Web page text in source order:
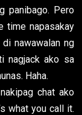
panibago. Pero
time napasakay
nawawalan ng
nagjack ako sa
Haha.
chat ako
what you call it.